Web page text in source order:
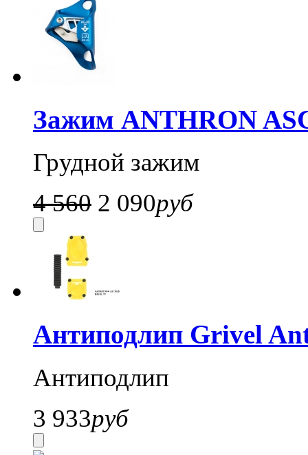
Зажим ANTHRON
Грудной зажим
4 560 2 090руб
Антиподлип Grivel
Антиподлип
3 933руб